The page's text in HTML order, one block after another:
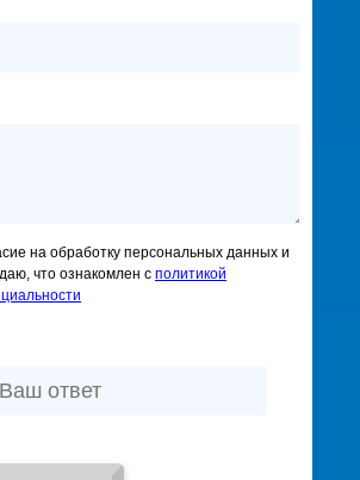
на обработку персональных данных и
что ознакомлен с политикой